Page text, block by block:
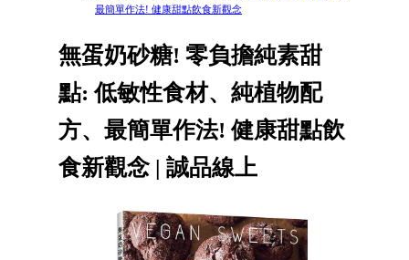
最簡單作法! 健康甜點飲食新觀念
無蛋奶砂糖! 零負擔純素甜
點: 低敏性食材、純植物配
方、最簡單作法! 健康甜點飲
食新觀念 | 誠品線上